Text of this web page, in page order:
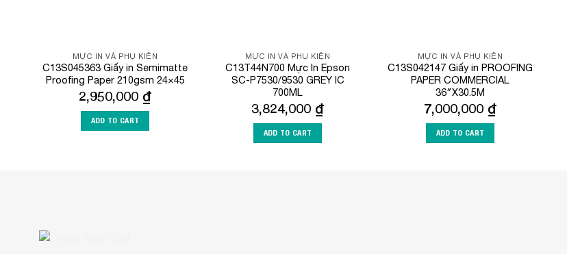
MỰC IN VÀ PHỤ KIỆN
C13S045363 Giấy in Semimatte
Proofing Paper 210gsm 24×45
2,950,000 ₫
ADD TO CART
MỰC IN VÀ PHỤ KIỆN
C13T44N700 Mực In Epson
SC-P7530/9530 GREY IC
700ML
3,824,000 ₫
ADD TO CART
MỰC IN VÀ PHỤ KIỆN
C13S042147 Giấy in PROOFING
PAPER COMMERCIAL
36″X30.5M
7,000,000 ₫
ADD TO CART